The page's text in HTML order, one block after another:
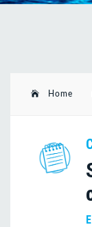
Home